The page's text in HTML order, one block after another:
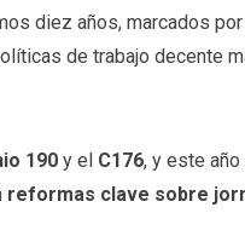
diez años, marcados
de trabajo decente
190 y el C176, y este
reformas clave sobre